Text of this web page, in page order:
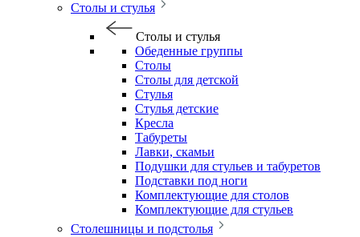
Столы и стулья
Столы и стулья
Обеденные группы
Столы
Столы для детской
Стулья
Стулья детские
Кресла
Табуреты
Лавки, скамьи
Подушки для стульев и табуретов
Подставки под ноги
Комплектующие для столов
Комплектующие для стульев
Столешницы и подстолья